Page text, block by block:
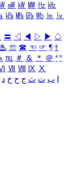
㎽ ㎾ ㎿ ㎐ ㎑
㎪ ㎫ ㎬ ㏝ ㏐
㏓
〓 ◁ ◀ ▷ ▶ ♤
☏ ☎ ☜ ☞ ¶ †
℡ ＃ ＆ ＊ ＠ ª º
Ⅶ Ⅷ Ⅸ Ⅹ
ب ت ث ج ح خ د